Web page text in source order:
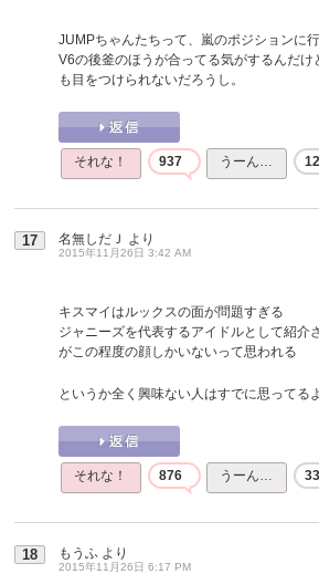
JUMPちゃんたちって、嵐のポジションに
V6の後釜のほうが合ってる気がするんだけ
も目をつけられないだろうし。
それな！ 937 うーん…
17 名無しだＪ より
2015年11月26日 3:42 AM
キスマイはルックスの面が問題すぎる
ジャニーズを代表するアイドルとして紹介
がこの程度の顔しかいないって思われる
というか全く興味ない人はすでに思ってる
それな！ 876 うーん…
18 もうふ より
2015年11月26日 6:17 PM